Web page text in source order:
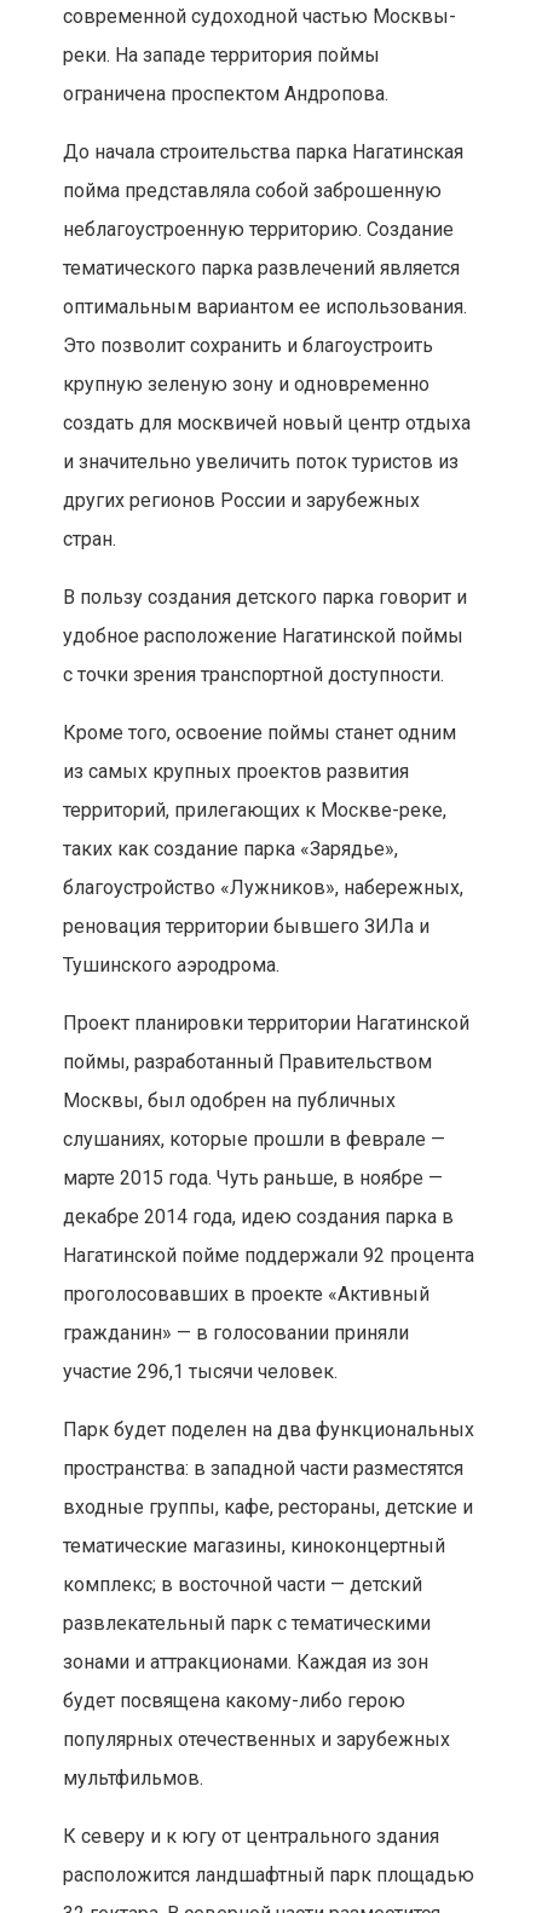
современной судоходной частью Москвы-
реки. На западе территория поймы
ограничена проспектом Андропова.
До начала строительства парка Нагатинская
пойма представляла собой заброшенную
неблагоустроенную территорию. Создание
тематического парка развлечений является
оптимальным вариантом ее использования.
Это позволит сохранить и благоустроить
крупную зеленую зону и одновременно
создать для москвичей новый центр отдыха
и значительно увеличить поток туристов из
других регионов России и зарубежных
стран.
В пользу создания детского парка говорит и
удобное расположение Нагатинской поймы
с точки зрения транспортной доступности.
Кроме того, освоение поймы станет одним
из самых крупных проектов развития
территорий, прилегающих к Москве-реке,
таких как создание парка «Зарядье»,
благоустройство «Лужников», набережных,
реновация территории бывшего ЗИЛа и
Тушинского аэродрома.
Проект планировки территории Нагатинской
поймы, разработанный Правительством
Москвы, был одобрен на публичных
слушаниях, которые прошли в феврале —
марте 2015 года. Чуть раньше, в ноябре —
декабре 2014 года, идею создания парка в
Нагатинской пойме поддержали 92 процента
проголосовавших в проекте «Активный
гражданин» — в голосовании приняли
участие 296,1 тысячи человек.
Парк будет поделен на два функциональных
пространства: в западной части разместятся
входные группы, кафе, рестораны, детские и
тематические магазины, киноконцертный
комплекс; в восточной части — детский
развлекательный парк с тематическими
зонами и аттракционами. Каждая из зон
будет посвящена какому-либо герою
популярных отечественных и зарубежных
мультфильмов.
К северу и к югу от центрального здания
расположится ландшафтный парк площадью